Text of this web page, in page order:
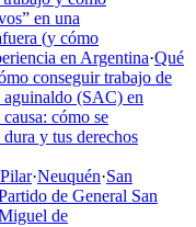
en una
(y cómo
en Argentina·Qué
conseguir trabajo de
(SAC) en
cómo se
y tus derechos
Pilar·Neuquén·San
de General San
de